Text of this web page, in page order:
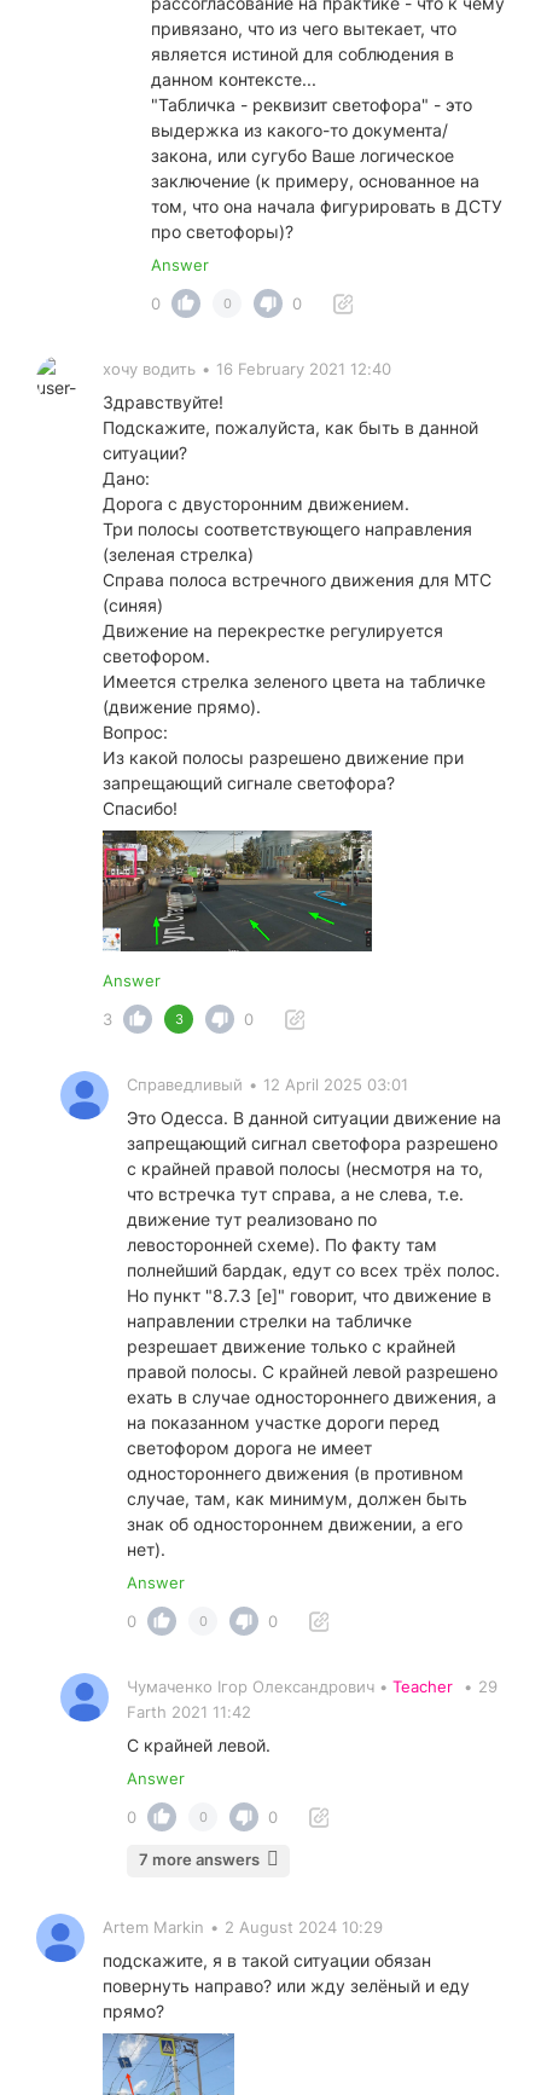
привязано, что из чего вытекает, что
является истиной для соблюдения в
данном контексте...
"Табличка - реквизит светофора" - это
выдержка из какого-то документа/
закона, или сугубо Ваше логическое
заключение (к примеру, основанное на
том, что она начала фигурировать в ДСТУ
про светофоры)?
Answer
0
0 0
хочу водить • 16 February 2021 12:40
Здравствуйте!
Подскажите, пожалуйста, как быть в данной
ситуации?
Дано:
Дорога с двусторонним движением.
Три полосы соответствующего направления
(зеленая стрелка)
Справа полоса встречного движения для МТС
(синяя)
Движение на перекрестке регулируется
светофором.
Имеется стрелка зеленого цвета на табличке
(движение прямо).
Вопрос:
Из какой полосы разрешено движение при
запрещающий сигнале светофора?
Спасибо!
Answer
3
3 0
Справедливый • 12 April 2025 03:01
Это Одесса. В данной ситуации движение на
запрещающий сигнал светофора разрешено
с крайней правой полосы (несмотря на то,
что встречка тут справа, а не слева, т.е.
движение тут реализовано по
левосторонней схеме). По факту там
полнейший бардак, едут со всех трёх полос.
Но пункт "8.7.3 [е]" говорит, что движение в
направлении стрелки на табличке
резрешает движение только с крайней
правой полосы. С крайней левой разрешено
ехать в случае одностороннего движения, а
на показанном участке дороги перед
светофором дорога не имеет
одностороннего движения (в противном
случае, там, как минимум, должен быть
знак об одностороннем движении, а его
нет).
Answer
0
0 0
Чумаченко Ігор Олександрович • Teacher • 29
Farth 2021 11:42
С крайней левой.
Answer
0
0 0
7 more answers
Artem Markin • 2 August 2024 10:29
подскажите, я в такой ситуации обязан
повернуть направо? или жду зелёный и еду
прямо?